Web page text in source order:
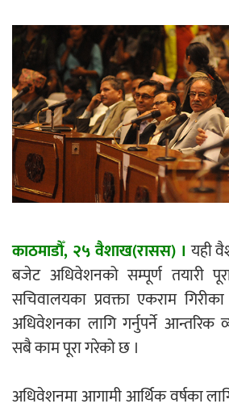
रौतहटमा चट्याङ
श्रीमती बलात्कार
कैद, एक लाख रुपैयाँ
एम्बुलेन्सको उपहार
बलियो र जीवन्त
हिस्सा : नियोग
काठमाडौँ, २५ वैशाख(रासस) । यही
बजेट अधिवेशनको सम्पूर्ण तयारी
सचिवालयका प्रवक्ता एकराम
अधिवेशनका लागि गर्नुपर्ने आन्तरिक
सबै काम पूरा गरेको छ ।
अधिवेशनमा आगामी आर्थिक वर्षका